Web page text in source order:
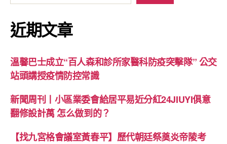
近期文章
溫馨巴士成立“百人森和診所家醫科防疫突擊隊” 公交
站頭講授疫情防控常識
新聞周刊丨小區業委會給居平易近分紅24JIUYI俱意
翻修設計萬 怎么做到的？
【找九宮格會議室黃春平】歷代朝廷祭奠炎帝陵考